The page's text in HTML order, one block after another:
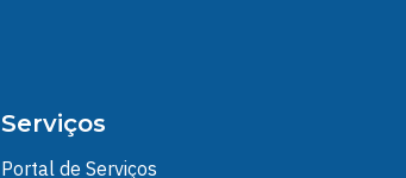
Serviços
Portal de Serviços